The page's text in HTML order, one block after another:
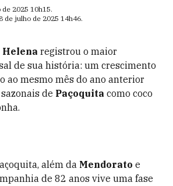
de 2025 10h15.
8 de julho de 2025 14h46.
Helena registrou o maior
de sua história: um crescimento
ao mesmo mês do ano anterior
de Paçoquita como coco
além da Mendorato e
de 82 anos vive uma fase